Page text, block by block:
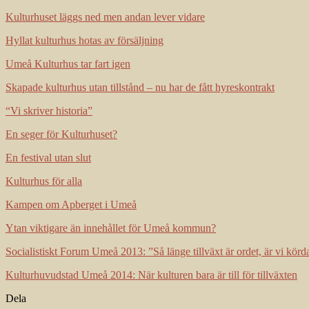
Kulturhuset läggs ned men andan lever vidare
Hyllat kulturhus hotas av försäljning
Umeå Kulturhus tar fart igen
Skapade kulturhus utan tillstånd – nu har de fått hyreskontrakt
“Vi skriver historia”
En seger för Kulturhuset?
En festival utan slut
Kulturhus för alla
Kampen om Apberget i Umeå
Ytan viktigare än innehållet för Umeå kommun?
Socialistiskt Forum Umeå 2013: ”Så länge tillväxt är ordet, är vi
Kulturhuvudstad Umeå 2014: När kulturen bara är till för tillväxten
Dela